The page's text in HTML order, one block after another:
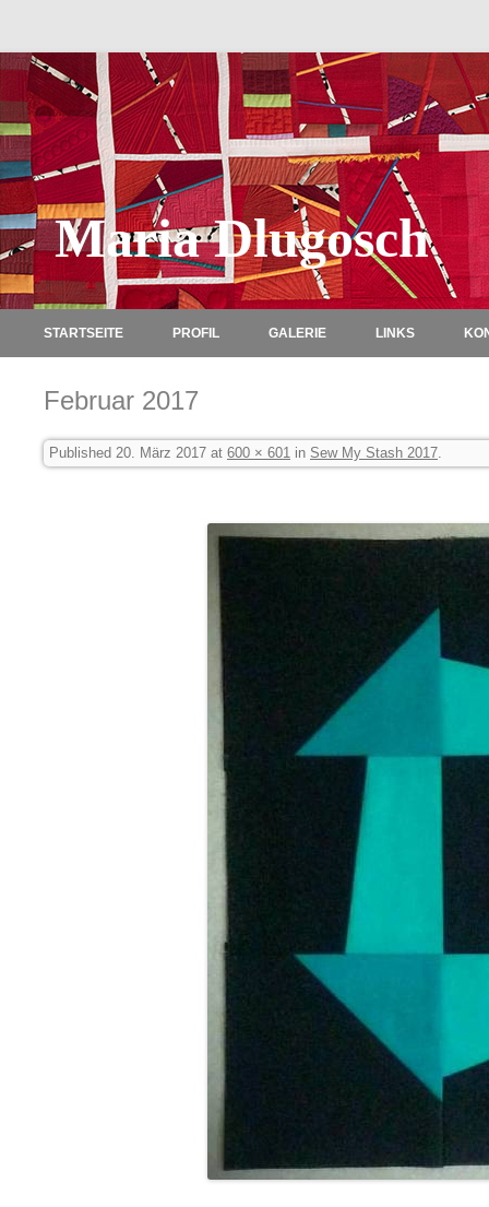
Maria Dlugosch
STARTSEITE PROFIL GALERIE LINKS
Februar 2017
Published 20. März 2017 at 600 × 601 in Sew My Stash 2017.